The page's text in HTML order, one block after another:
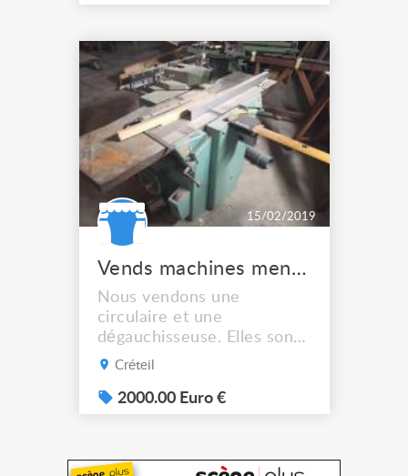
1.200 €. Escabeau certifié
2011 - Marches en bois
antidérapant d'épaisseur
17mm, et de dimensions
470 x 130 mm -
Espacement régulier entre
les marche...
15/02/2019
Vends machines menuiserie
Nous vendons une
circulaire et une
dégauchisseuse. Elles sont
d'époque ! Fin De Gaulle,
Fonctionnelles et aux
normes d'après le bureau
l'état
Créteil
2000.00 Euro €